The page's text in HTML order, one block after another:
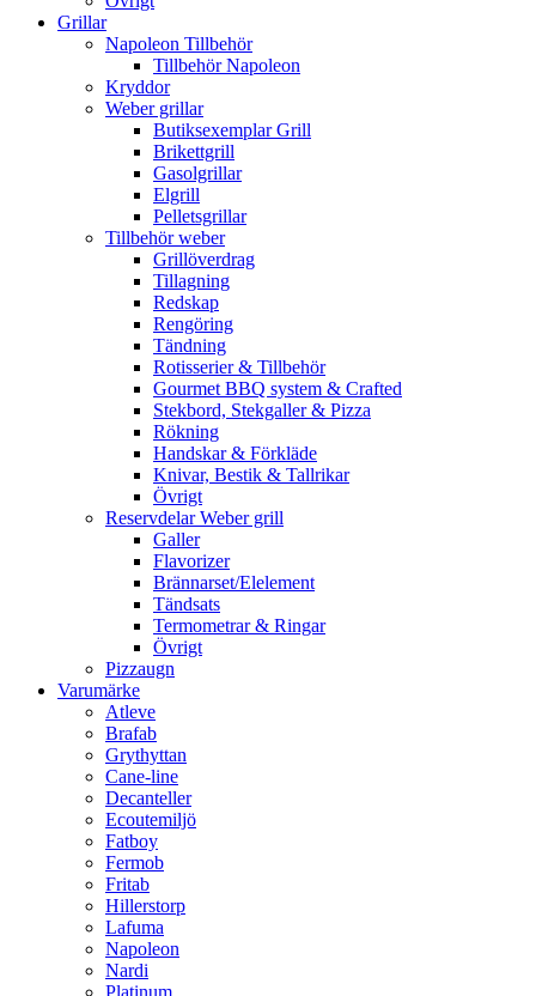
Grillar
Napoleon Tillbehör
Tillbehör Napoleon
Kryddor
Weber grillar
Butiksexemplar Grill
Brikettgrill
Gasolgrillar
Elgrill
Pelletsgrillar
Tillbehör weber
Grillöverdrag
Tillagning
Redskap
Rengöring
Tändning
Rotisserier & Tillbehör
Gourmet BBQ system & Crafted
Stekbord, Stekgaller & Pizza
Rökning
Handskar & Förkläde
Knivar, Bestik & Tallrikar
Övrigt
Reservdelar Weber grill
Galler
Flavorizer
Brännarset/Elelement
Tändsats
Termometrar & Ringar
Övrigt
Pizzaugn
Varumärke
Atleve
Brafab
Grythyttan
Cane-line
Decanteller
Ecoutemiljö
Fatboy
Fermob
Fritab
Hillerstorp
Lafuma
Napoleon
Nardi
Platinum